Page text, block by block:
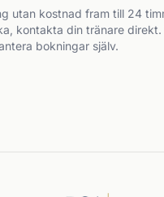
utan kostnad fram till 24
kontakta din tränare
bokningar själv.